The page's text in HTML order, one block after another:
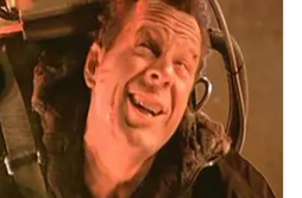
Rabu (05/08/2026).‎‎Kegiatan
sejak pukul 09.00 WIB
rumah-rumah warga di
yang ada di kelurahan
Langsung ke Rumah
ini, Aiptu Muliyadi
warga secara langsung dari
untuk menjalin silaturahmi